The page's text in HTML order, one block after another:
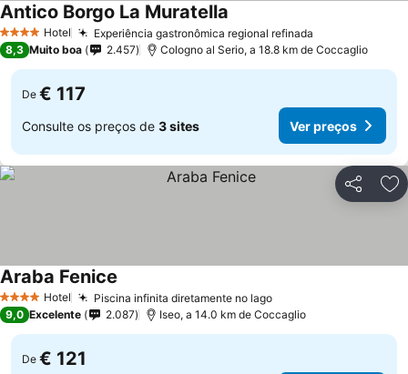
4 EstrelasHotel Experiência gastronômica regional refinada
Antico Borgo La Muratella
8,3 Muito boa 2.457 Cologno al Serio, a 18.8 km de Coccaglio
De € 117
Consulte os preços de 3 sites Ver preços
Partilhar
4 EstrelasHotel Piscina infinita diretamente no lagoVer preços
Araba Fenice
9,0 Excelente 2.087 Iseo, a 14.0 km de Coccaglio
De € 121